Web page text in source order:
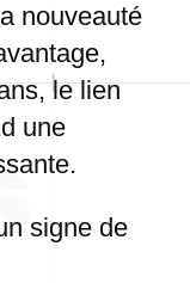
nouveauté
le lien
une
signe de